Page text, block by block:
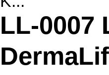
LL-0007